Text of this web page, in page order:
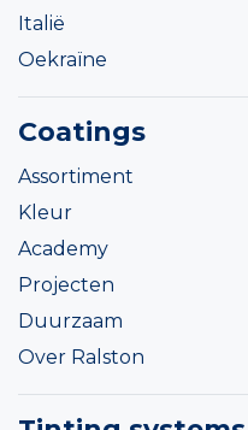
Italië
Oekraïne
Coatings
Assortiment
Kleur
Academy
Projecten
Duurzaam
Over Ralston